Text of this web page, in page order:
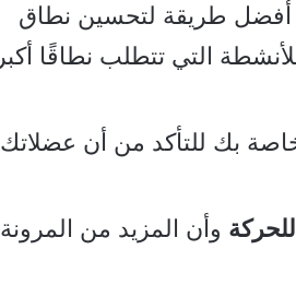
أفضل طريقة لتحسين نطاق
التي تتطلب نطاقًا أكبر
بك للتأكد من أن عضلاتك
وأن المزيد من المرونة